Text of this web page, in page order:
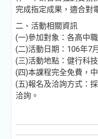
完成指定成果，適合對
二、活動相關資訊
(一)參加對象：各高中
(二)活動日期：106年7
(三)活動地點：健行科
(四)本課程完全免費，
(五)報名及洽詢方式：
洽詢。